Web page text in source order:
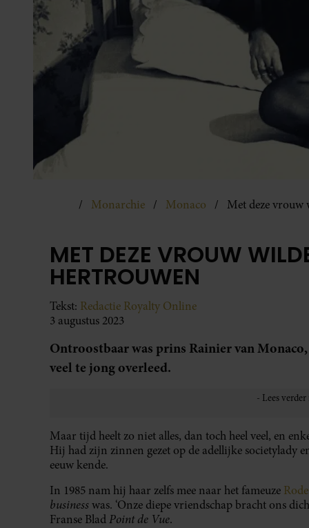
Monarchie Monaco Met deze
MET DEZE VROUW
HERTROUWEN
Tekst: Redactie Royalty Online
3 augustus 2023
Ontroostbaar was prins Rainier van
veel te jong overleed.
Maar tijd heelt zo niet alles, dan toch heel veel, en
Hij had zijn zinnen gezet op de adellijke societylady
eeuw kende.
In 1985 nam hij haar zelfs mee naar het fameuze
business was. ‘Onze diepe vriendschap bracht ons
Franse BladPoint de Vue.